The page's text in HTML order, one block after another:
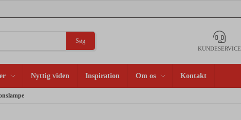
Søg
KUNDESERVICE
Nyttig viden Inspiration Om os Kontakt